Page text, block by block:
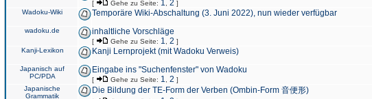
[ Gehe zu Seite: 1 2 ]
Wadoku-Wiki Temporäre Wiki-Abschaltung (3. Juni 2022), nun wieder verfügbar
wadoku.de inhaltliche Vorschläge
[ Gehe zu Seite: 1 2 ]
Kanji-Lexikon Kanji Lernprojekt (mit Wadoku Verweis)
Japanisch auf
PC/PDA
Eingabe ins "Suchenfenster" von Wadoku
[ Gehe zu Seite: 1 2 ]
Japanische
Grammatik
Die Bildung der TE-Form der Verben (Ombin-Form 音便形)